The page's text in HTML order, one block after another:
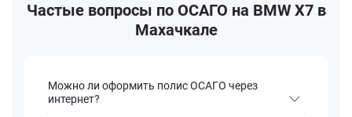
Частые вопросы по ОСАГО на BMW X7 в
Махачкале
Можно ли оформить полис ОСАГО через
интернет?